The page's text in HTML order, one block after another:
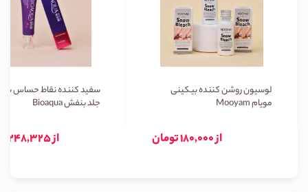
لوسیون روشن کننده بیکینی
مویام Mooyam
از 180,000 تومان
سفید کننده نقاط حساس
جلد بنفش Bioaqua
از 248,325 تومان